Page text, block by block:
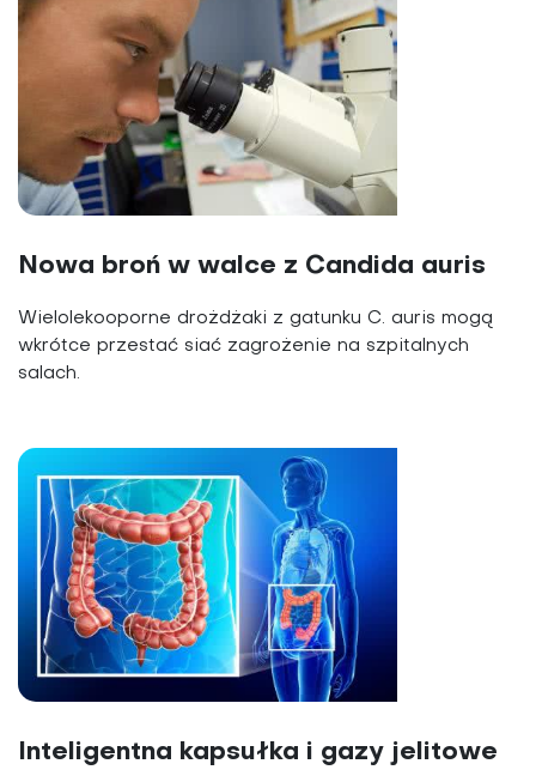
Nowa broń w walce z Candida auris
Wielolekooporne drożdżaki z gatunku C. auris mogą
wkrótce przestać siać zagrożenie na szpitalnych
salach.
Inteligentna kapsułka i gazy jelitowe